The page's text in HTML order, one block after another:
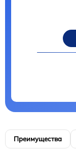
Преимущества